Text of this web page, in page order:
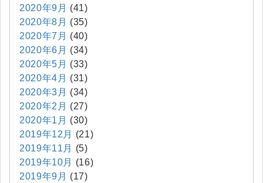
2020年9月 (41)
2020年8月 (35)
2020年7月 (40)
2020年6月 (34)
2020年5月 (33)
2020年4月 (31)
2020年3月 (34)
2020年2月 (27)
2020年1月 (30)
2019年12月
(21)
2019年11月
(5)
2019年10月
(16)
2019年9月 (17)